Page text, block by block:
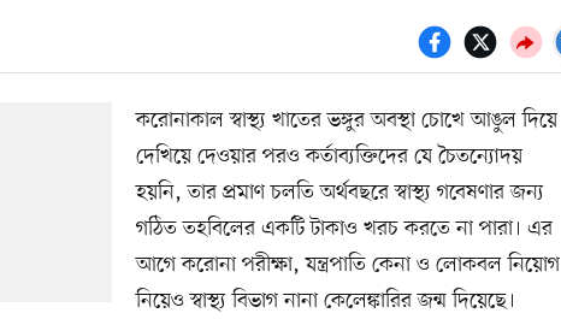
করোনাকাল স্বাস্থ্য খাতের ভঙ্গুর অবস্থা চোখে আঙুল দিয়ে
দেখিয়ে দেওয়ার পরও কর্তাব্যক্তিদের যে চৈতন্যোদয়
হয়নি, তার প্রমাণ চলতি অর্থবছরে স্বাস্থ্য গবেষণার জন্য
গঠিত তহবিলের একটি টাকাও খরচ করতে না পারা। এর
আগে করোনা পরীক্ষা, যন্ত্রপাতি কেনা ও লোকবল নিয়োগ
নিয়েও স্বাস্থ্য বিভাগ নানা কেলেঙ্কারির জন্ম দিয়েছে।